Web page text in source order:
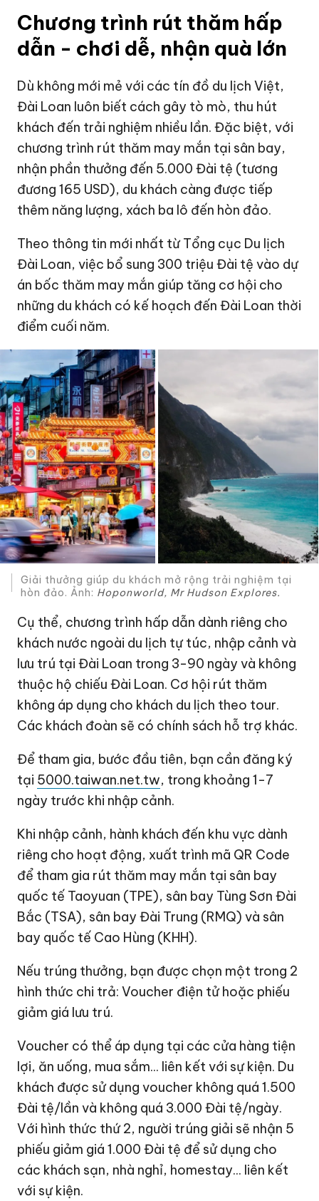
Chương trình rút thăm hấp
dẫn - chơi dễ, nhận quà lớn
Dù không mới mẻ với các tín đồ du lịch Việt,
Đài Loan luôn biết cách gây tò mò, thu hút
khách đến trải nghiệm nhiều lần. Đặc biệt, với
chương trình rút thăm may mắn tại sân bay,
nhận phần thưởng đến 5.000 Đài tệ (tương
đương165 USD), du khách càng được tiếp
thêm năng lượng, xách ba lô đến hòn đảo.
Theo thông tin mới nhất từ Tổng cục Du lịch
Đài Loan, việc bổ sung 300 triệu Đài tệ vào dự
án bốc thăm may mắn giúp tăng cơ hội cho
những du khách có kế hoạch đến Đài Loan thời
điểm cuối năm.
Giải thưởng giúp du khách mở rộng trải nghiệm tại
hòn đảo. Ảnh: Hoponworld, Mr Hudson Explores.
Cụ thể, chương trình hấp dẫn dành riêng cho
khách nước ngoài du lịch tự túc, nhập cảnh và
lưu trú tại Đài Loan trong 3-90 ngày và không
thuộc hộ chiếu Đài Loan. Cơ hội rút thăm
không áp dụng cho khách du lịch theo tour.
Các khách đoàn sẽ có chính sách hỗ trợ khác.
Để tham gia, bước đầu tiên, bạn cần đăng ký
tại 5000.taiwan.net.tw, trong khoảng 1-7
ngày trước khi nhập cảnh.
Khi nhập cảnh, hành khách đến khu vực dành
riêng cho hoạt động, xuất trình mã QR Code
để tham gia rút thăm may mắn tại sân bay
quốc tế Taoyuan (TPE), sân bay Tùng Sơn Đài
Bắc (TSA), sân bay Đài Trung (RMQ) và sân
bay quốc tế Cao Hùng (KHH).
Nếu trúng thưởng, bạn được chọn một trong 2
hình thức chi trả: Voucher điện tử hoặc phiếu
giảm giá lưu trú.
Voucher có thể áp dụng tại các cửa hàng tiện
lợi, ăn uống, mua sắm... liên kết với sự kiện. Du
khách được sử dụng voucher không quá 1.500
Đài tệ/lần và không quá 3.000 Đài tệ/ngày.
Với hình thức thứ 2, người trúng giải sẽ nhận 5
phiếu giảm giá 1.000 Đài tệ để sử dụng cho
các khách sạn, nhà nghỉ, homestay... liên kết
với sự kiện.